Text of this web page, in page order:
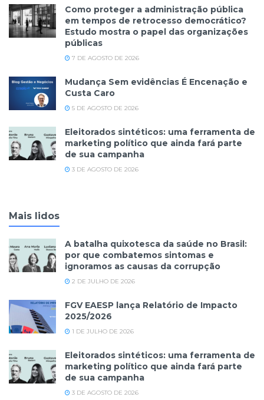
Como proteger a administração pública
em tempos de retrocesso democrático?
Estudo mostra o papel das organizações
públicas
7 DE AGOSTO DE 2026
Mudança Sem evidências É Encenação e
Custa Caro
5 DE AGOSTO DE 2026
Eleitorados sintéticos: uma ferramenta de
marketing político que ainda fará parte
de sua campanha
3 DE AGOSTO DE 2026
Mais lidos
A batalha quixotesca da saúde no Brasil:
por que combatemos sintomas e
ignoramos as causas da corrupção
2 DE JULHO DE 2026
FGV EAESP lança Relatório de Impacto
2025/2026
1 DE JULHO DE 2026
Eleitorados sintéticos: uma ferramenta de
marketing político que ainda fará parte
de sua campanha
3 DE AGOSTO DE 2026